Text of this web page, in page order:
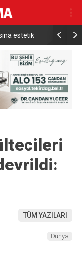
70 milyon yıllık
TÜM YAZILARI
Dünya